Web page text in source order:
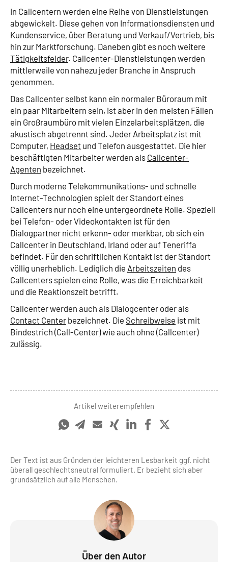
In Callcentern werden eine Reihe von Dienstleistungen
abgewickelt. Diese gehen von Informationsdiensten und
Kundenservice, über Beratung und Verkauf/Vertrieb, bis
hin zur Marktforschung. Daneben gibt es noch weitere
Tätigkeitsfelder. Callcenter-Dienstleistungen werden
mittlerweile von nahezu jeder Branche in Anspruch
genommen.
Das Callcenter selbst kann ein normaler Büroraum mit
ein paar Mitarbeitern sein, ist aber in den meisten Fällen
ein Großraumbüro mit vielen Einzelarbeitsplätzen, die
akustisch abgetrennt sind. Jeder Arbeitsplatz ist mit
Computer, Headset und Telefon ausgestattet. Die hier
beschäftigten Mitarbeiter werden als Callcenter-
Agenten bezeichnet.
Durch moderne Telekommunikations- und schnelle
Internet-Technologien spielt der Standort eines
Callcenters nur noch eine untergeordnete Rolle. Speziell
bei Telefon- oder Videokontakten ist für den
Dialogpartner nicht erkenn- oder merkbar, ob sich ein
Callcenter in Deutschland, Irland oder auf Teneriffa
befindet. Für den schriftlichen Kontakt ist der Standort
völlig unerheblich. Lediglich die Arbeitszeiten des
Callcenters spielen eine Rolle, was die Erreichbarkeit
und die Reaktionszeit betrifft.
Callcenter werden auch als Dialogcenter oder als
Contact Center bezeichnet. Die Schreibweise ist mit
Bindestrich (Call-Center) wie auch ohne (Callcenter)
zulässig.
Artikel weiterempfehlen
Der Text ist aus Gründen der leichteren Lesbarkeit ggf. nicht
überall geschlechts­neutral formuliert. Er bezieht sich aber
grundsätzlich auf alle Menschen.
Über den Autor